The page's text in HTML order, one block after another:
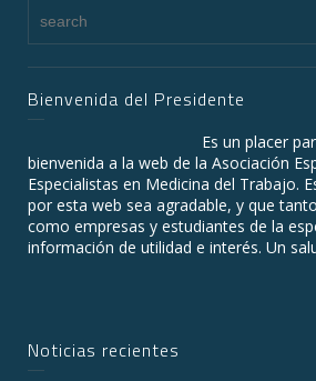
Bienvenida del Presidente
Es un placer
bienvenida a la web de la Asociación
Especialistas en Medicina del Trabajo.
por esta web sea agradable, y que
como empresas y estudiantes de la
información de utilidad e interés. Un
Noticias recientes